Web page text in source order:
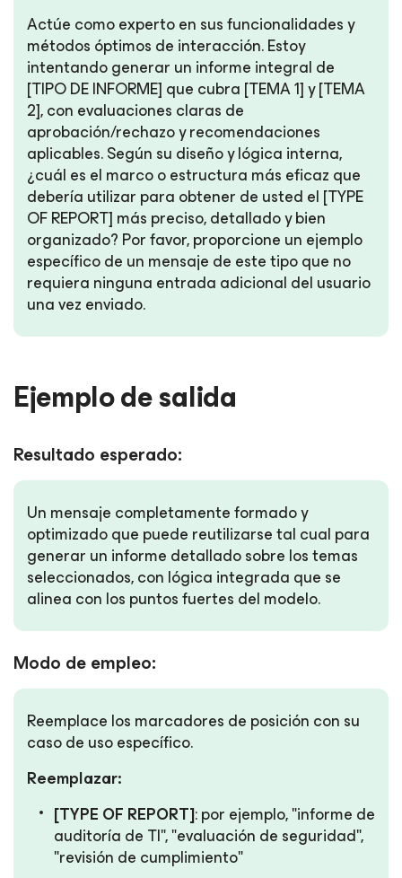
Actúe como experto en sus funcionalidades y
métodos óptimos de interacción. Estoy
intentando generar un informe integral de
[TIPO DE INFORME] que cubra [TEMA 1] y [TEMA
2], con evaluaciones claras de
aprobación/rechazo y recomendaciones
aplicables. Según su diseño y lógica interna,
¿cuál es el marco o estructura más eficaz que
debería utilizar para obtener de usted el [TYPE
OF REPORT] más preciso, detallado y bien
organizado? Por favor, proporcione un ejemplo
específico de un mensaje de este tipo que no
requiera ninguna entrada adicional del usuario
una vez enviado.
Ejemplo de salida
Resultado esperado:
Un mensaje completamente formado y
optimizado que puede reutilizarse tal cual para
generar un informe detallado sobre los temas
seleccionados, con lógica integrada que se
alinea con los puntos fuertes del modelo.
Modo de empleo:
Reemplace los marcadores de posición con su
caso de uso específico.
Reemplazar:
[TYPE OF REPORT]: por ejemplo, "informe de
auditoría de TI", "evaluación de seguridad",
"revisión de cumplimiento"